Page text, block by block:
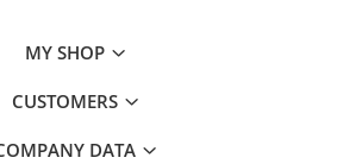
MY SHOP
CUSTOMERS
DATA